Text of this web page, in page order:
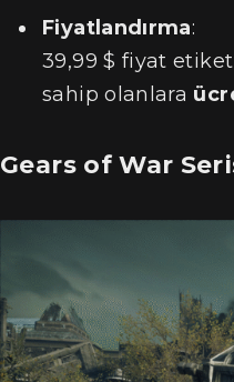
Fiyatlandırma:
39,99 $ fiyat
sahip olanlara
Gears of War